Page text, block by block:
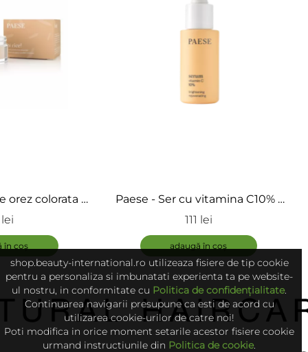
orez colorata -
Powder
în coș
Paese - Ser cu vitamina C10% -
Serum with vitamin C
111 lei
adaugă în coș
shop.beauty-international.ro utilizeaza fisiere de tip cookie
pentru a personaliza si imbunatati experienta ta pe website-
ul nostru, in conformitate cu Politica de confidențialitate.
Continuarea navigarii presupune ca esti de acord cu
utilizarea cookie-urilor de catre noi!
Poti modifica in orice moment setarile acestor fisiere cookie
urmand instructiunile din Politica de cookie.